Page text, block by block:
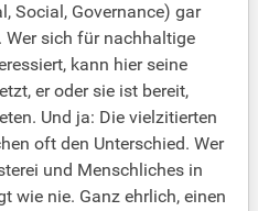
Social, Governance) gar
sich für nachhaltige
kann hier seine
er oder sie ist bereit,
Und ja: Die vielzitierten
oft den Unterschied. Wer
und Menschliches in
wie nie. Ganz ehrlich, einen